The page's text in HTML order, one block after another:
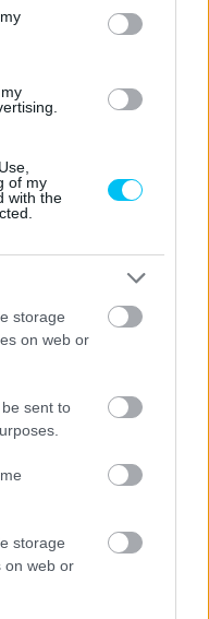
of my
with the
storage
on web or
sent to
storage
on web or
kiemelt